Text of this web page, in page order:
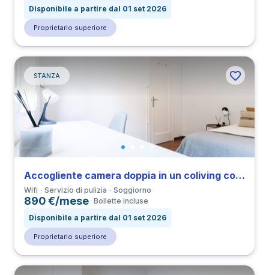
Disponibile a partire dal 01 set 2026
Proprietario superiore
STANZA
Accogliente camera doppia in un coliving con 4 camere in Can Baro
Wifi Servizio di pulizia Soggiorno
890 €/mese Bollette incluse
Disponibile a partire dal 01 set 2026
Proprietario superiore